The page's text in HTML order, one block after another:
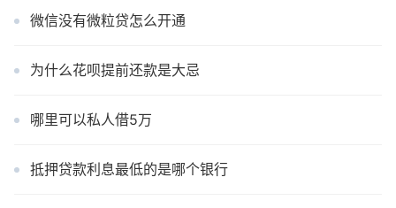
微信没有微粒贷怎么开通
为什么花呗提前还款是大忌
哪里可以私人借5万
抵押贷款利息最低的是哪个银行